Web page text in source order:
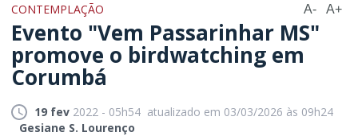
CONTEMPLAÇÃO A- A+
Evento "Vem Passarinhar MS"
promove o birdwatching em
Corumbá
19 fev 2022 - 05h54 atualizado em 03/03/2026 às 09h24
Gesiane S. Lourenço